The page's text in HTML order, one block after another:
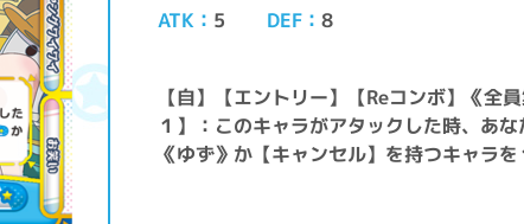
ATK 5 DEF 8
【自】【エントリー】【Reコンボ】《全
１】：このキャラがアタックした時、あ
《ゆず》か【キャンセル】を持つキャラを